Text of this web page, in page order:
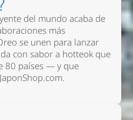
del mundo acaba de
más
se unen para lanzar
con sabor a hotteok que
80 países — y que
JaponShop.com.